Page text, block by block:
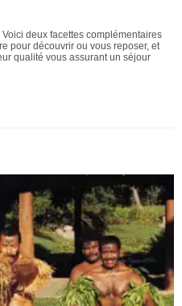
deux facettes complémentaires
pour découvrir ou vous reposer, et
qualité vous assurant un séjour